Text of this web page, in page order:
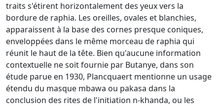
traits s'étirent horizontalement des yeux vers la
bordure de raphia. Les oreilles, ovales et blanchies,
apparaissent à la base des cornes presque coniques,
enveloppées dans le même morceau de raphia qui
réunit le haut de la tête. Bien qu'aucune information
contextuelle ne soit fournie par Butanye, dans son
étude parue en 1930, Plancquaert mentionne un usage
étendu du masque mbawa ou pakasa dans la
conclusion des rites de l'initiation n-khanda, ou les